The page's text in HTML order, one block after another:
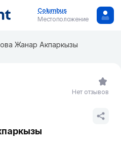
Columbus
Местоположение
Жанар Акпаркызы
Нет отзывов